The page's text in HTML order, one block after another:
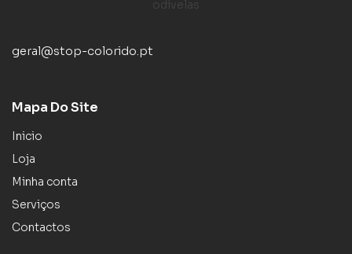
geral@stop-colorido.pt
Mapa Do Site
Inicio
Loja
Minha conta
Serviços
Contactos